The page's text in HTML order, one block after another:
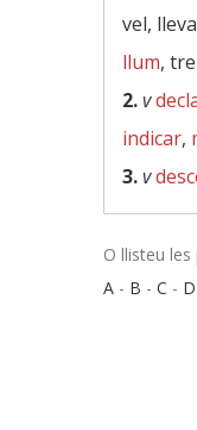
vel,
llum,
2.v
indicar,
3.v
O llisteu
A - B - C - D